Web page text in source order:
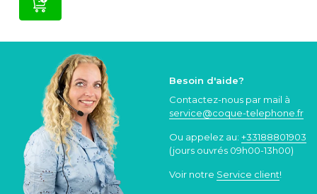
Besoin d'aide?
Contactez-nous par mail à
service@coque-telephone.fr
Ou appelez au: +33188801903
(jours ouvrés 09h00-13h00)
Voir notre Service client!